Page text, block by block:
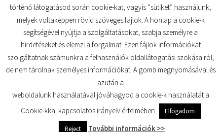
© TUDATKULCS 2026
történő látogatásod során cookie-kat, vagyis “sütiket” használunk,
melyek voltaképpen rövid szöveges fájlok. A honlap a cookie-k
segítségével nyújtja a szolgáltatásokat, szabja személyre a
hirdetéseket és elemzi a forgalmat. Ezen fájlok információkat
szolgáltatnak számunkra a felhasználók oldallátogatási szokásairól,
de nem tárolnak személyes információkat. A gomb megnyomásával és
azután a
weboldalunk használatával jóváhagyod a cookie-k használatát a
Cookie-kkal kapcsolatos irányelv értelmében.
Elfogadom
Reject További információk >>